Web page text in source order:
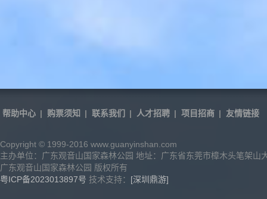
帮助中心 | 购票须知 | 联系我们 | 人才招聘 | 项目招商 | 友情链接
Copyright © 1999-2016 www.guanyinshan.com
主办单位：广东观音山国家森林公园 地址：广东省东莞市樟木头笔架山
广东观音山国家森林公园 版权所有
粤ICP备2023013897号 技术支持： [深圳鼎游]